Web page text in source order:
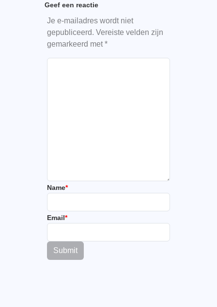
Geef een reactie
Je e-mailadres wordt niet
gepubliceerd. Vereiste velden zijn
gemarkeerd met*
Name*
Email*